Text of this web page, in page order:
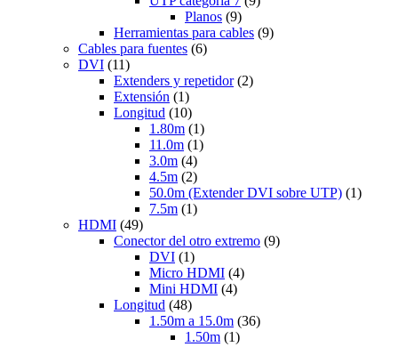
Planos (9)
Herramientas para cables (9)
Cables para fuentes (6)
DVI (11)
Extenders y repetidor (2)
Extensión (1)
Longitud (10)
1.80m (1)
11.0m (1)
3.0m (4)
4.5m (2)
50.0m (Extender DVI sobre UTP) (1)
7.5m (1)
HDMI (49)
Conector del otro extremo (9)
DVI (1)
Micro HDMI (4)
Mini HDMI (4)
Longitud (48)
1.50m a 15.0m (36)
1.50m (1)